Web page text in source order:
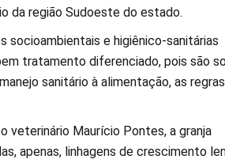
da região Sudoeste do estado.
socioambientais e higiênico-sanitárias
tratamento diferenciado, pois são
sanitário à alimentação, as
veterinário Maurício Pontes, a granja
apenas, linhagens de crescimento